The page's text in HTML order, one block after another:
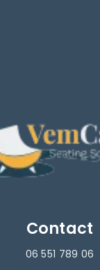
Contact
06 551 789 06